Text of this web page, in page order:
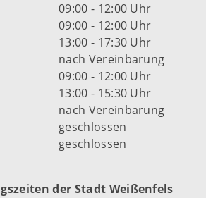
09:00 - 12:00 Uhr
09:00 - 12:00 Uhr
13:00 - 17:30 Uhr
nach Vereinbarung
09:00 - 12:00 Uhr
13:00 - 15:30 Uhr
nach Vereinbarung
geschlossen
geschlossen
der Stadt Weißenfels